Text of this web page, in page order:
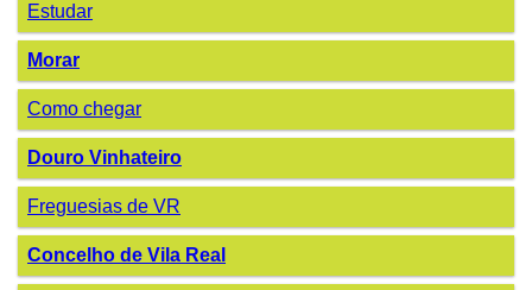
Estudar
Morar
Como chegar
Douro Vinhateiro
Freguesias de VR
Concelho de Vila Real